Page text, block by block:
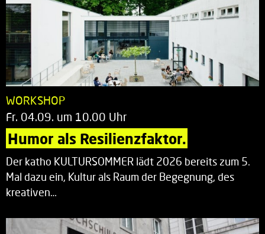
WORKSHOP
Fr. 04.09. um 10.00 Uhr
Humor als Resilienzfaktor.
Der katho KULTURSOMMER lädt 2026 bereits zum 5.
Mal dazu ein, Kultur als Raum der Begegnung, des
kreativen…